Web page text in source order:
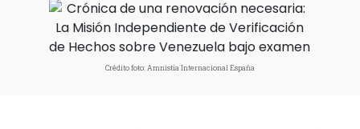
Crédito foto: Amnistía Internacional España